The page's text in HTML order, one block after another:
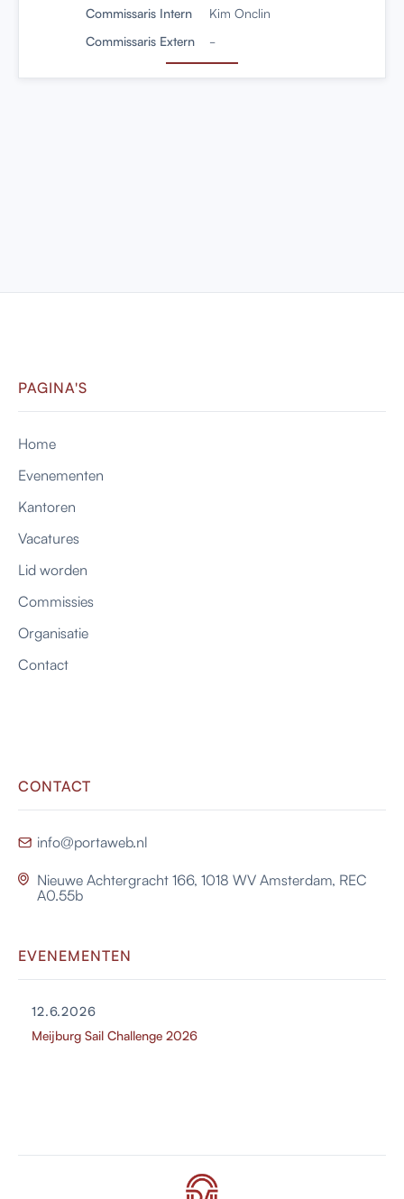
Commissaris Intern
Kim Onclin
Commissaris Extern
-
PAGINA'S
Home
Evenementen
Kantoren
Vacatures
Lid worden
Commissies
Organisatie
Contact
EVENEMENTEN
12.6.2026
Meijburg Sail Challenge 2026
CONTACT
 info@portaweb.nl
 Nieuwe Achtergracht 166, 1018 WV Amsterdam, REC
A0.55b